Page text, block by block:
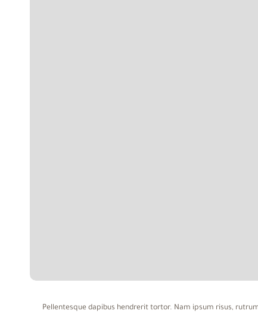
Pellentesque dapibus hendrerit tortor. Nam ipsum risus,